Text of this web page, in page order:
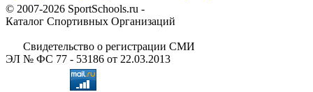
© 2007-2026 SportSchools.ru -
Каталог Спортивных Организаций
Свидетельство о регистрации СМИ
ЭЛ № ФС 77 - 53186 от 22.03.2013